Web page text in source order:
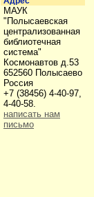
МАУК
"Полысаевская
централизованная
библиотечная
система"
Космонавтов д.53
652560 Полысаево
Россия
+7 (38456) 4-40-97,
4-40-58.
написать нам
письмо